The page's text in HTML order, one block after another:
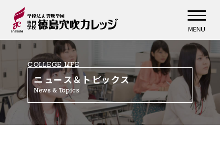
MENU
COLLEGE LIFE
ニュース＆トピックス
News & Topics